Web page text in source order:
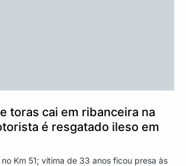
toras cai em ribanceira na
é resgatado ileso em
Km 51; vítima de 33 anos ficou presa às